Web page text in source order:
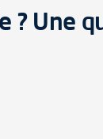
? Une